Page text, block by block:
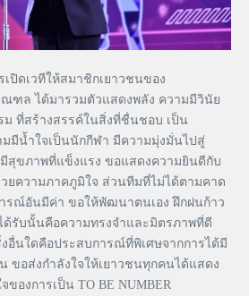
ปิดเวทีให้สมาชิกเยาวชนของ
ฑล ได้มารวมตัวแสดงพลัง ความมีวินัย
ม ที่สร้างสรรค์ในสิ่งที่ชื่นชอบ เป็น
มมีน้ำใจเป็นนักกีฬา มีความมุ่งมั่นไปสู่
มีสุขภาพที่แข็งแรง ขอแสดงความยินดีกับ
ยความภาคภูมิใจ ส่วนทีมที่ไม่ได้ตามคาด
รณ์อันมีค่า ขอให้พัฒนาตนเอง ฝึกฝนก้าว
ด้รับนั้นคือความทรงจำและมิตรภาพที่ดี
อื่นใดคือประสบการณ์ที่พิเศษจากการได้มี
ขอส่งกำลังใจให้เยาวชนทุกคนได้แสดง
องการเป็น TO BE NUMBER